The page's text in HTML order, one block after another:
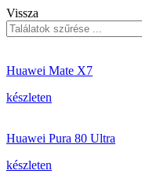
Vissza
Huawei Mate X7
készleten
Huawei Pura 80 Ultra
készleten